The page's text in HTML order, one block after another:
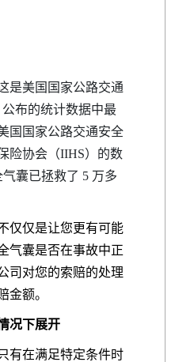
美国国家公路交通
布的统计数据中最
国国家公路交通安全
险协会（IIHS）的数
囊已拯救了 5 万多
仅仅是让您更有可能
气囊是否在事故中正
司对您的索赔的处理
金额。
况下展开
有在满足特定条件时